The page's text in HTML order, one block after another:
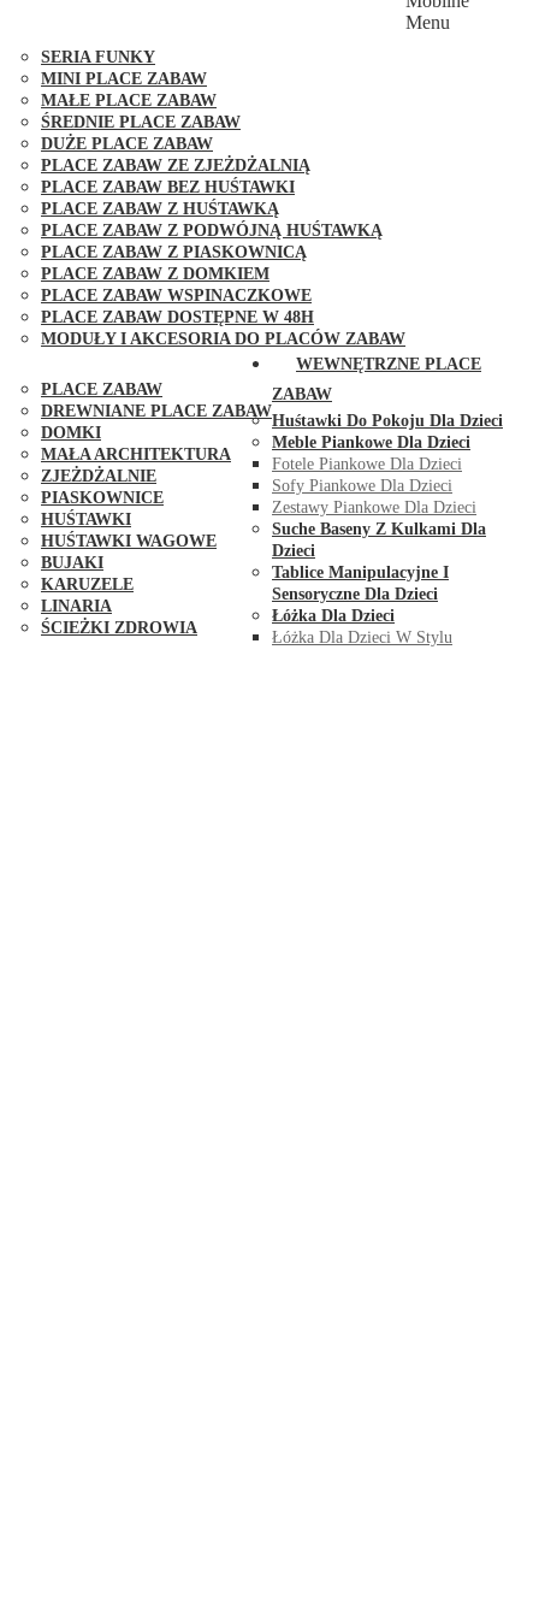
SERIA FUNKY
MINI PLACE ZABAW
MAŁE PLACE ZABAW
ŚREDNIE PLACE ZABAW
DUŻE PLACE ZABAW
PLACE ZABAW ZE ZJEŻDŻALNIĄ
PLACE ZABAW BEZ HUŚTAWKI
PLACE ZABAW Z HUŚTAWKĄ
PLACE ZABAW Z PODWÓJNĄ HUŚTAWKĄ
PLACE ZABAW Z PIASKOWNICĄ
PLACE ZABAW Z DOMKIEM
PLACE ZABAW WSPINACZKOWE
PLACE ZABAW DOSTĘPNE W 48H
MODUŁY I AKCESORIA DO PLACÓW ZABAW
PLACE ZABAW
DREWNIANE PLACE ZABAW
DOMKI
MAŁA ARCHITEKTURA
ZJEŻDŻALNIE
PIASKOWNICE
HUŚTAWKI
HUŚTAWKI WAGOWE
BUJAKI
KARUZELE
LINARIA
ŚCIEŻKI ZDROWIA
Menu
WEWNĘTRZNE PLACE
ZABAW
Huśtawki Do Pokoju Dla Dzieci
Meble Piankowe Dla Dzieci
Fotele Piankowe Dla Dzieci
Sofy Piankowe Dla Dzieci
Zestawy Piankowe Dla Dzieci
Suche Baseny Z Kulkami Dla
Dzieci
Tablice Manipulacyjne I
Sensoryczne Dla Dzieci
Łóżka Dla Dzieci
Łóżka Dla Dzieci W Stylu